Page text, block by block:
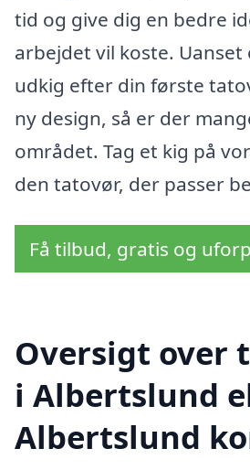
tid og give dig en bedre
arbejdet vil koste. Uanset
udkig efter din første
ny design, så er der
området. Tag et kig på
den tatovør, der passer
Få tilbud, gratis og
Oversigt over
i Albertslund
Albertslund